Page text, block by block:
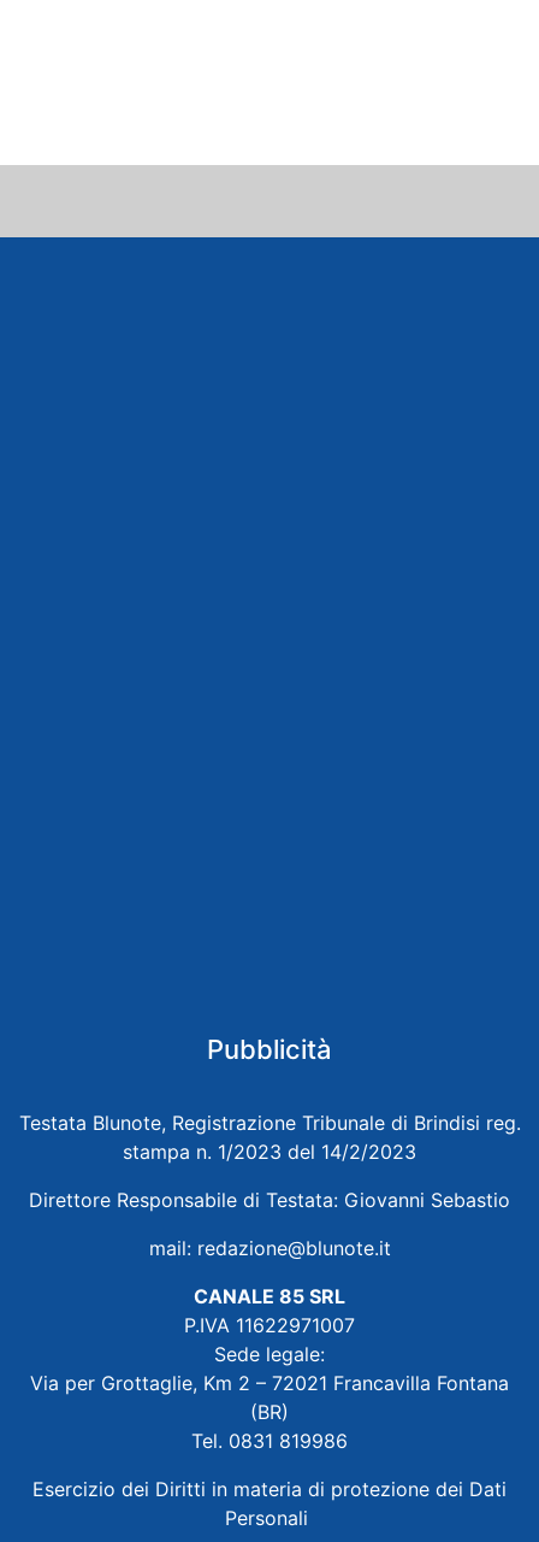
Pubblicità
Testata Blunote, Registrazione Tribunale di Brindisi reg.
stampa n. 1/2023 del 14/2/2023
Direttore Responsabile di Testata: Giovanni Sebastio
mail: redazione@blunote.it
CANALE 85 SRL
P.IVA 11622971007
Sede legale:
Via per Grottaglie, Km 2 – 72021 Francavilla Fontana
(BR)
Tel. 0831 819986
Esercizio dei Diritti in materia di protezione dei Dati
Personali